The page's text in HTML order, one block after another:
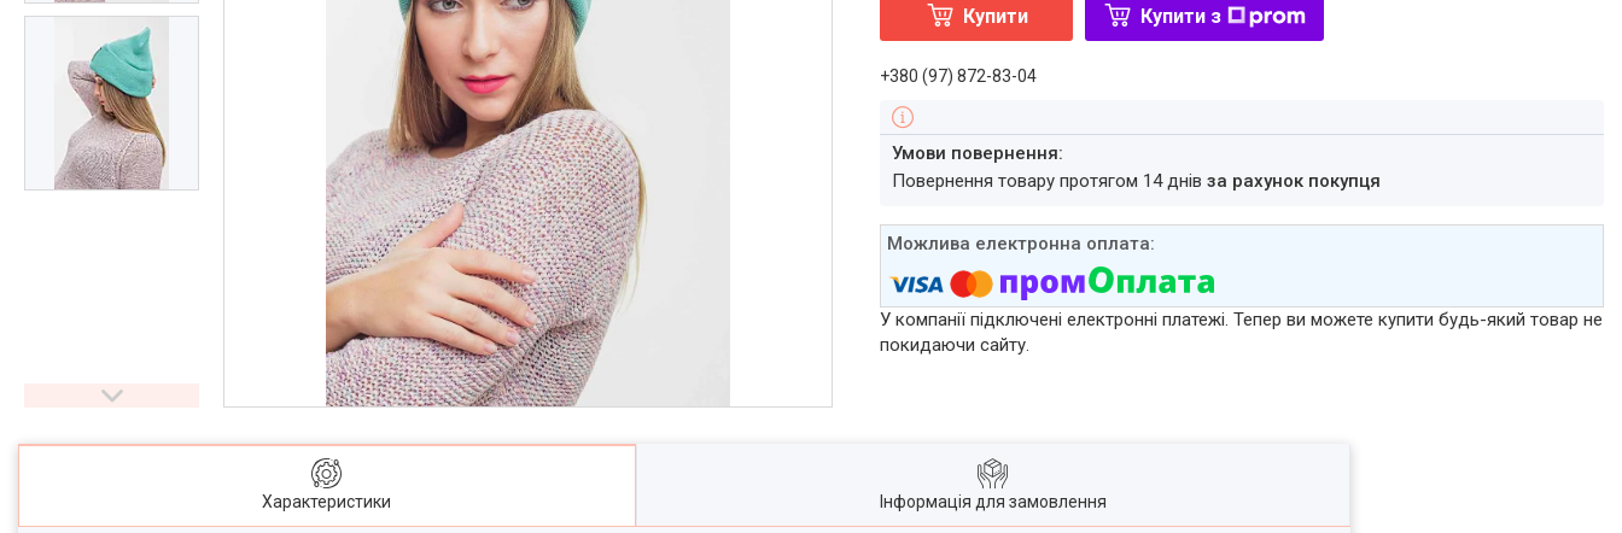
Купити Купити з
+380 (97) 872-83-04
повернення товару протягом 14 днівза рахунок покупця
У компанії підключені електронні платежі. Тепер ви можете купити будь-який товар не
покидаючи сайту.
Характеристики Інформація для замовлення